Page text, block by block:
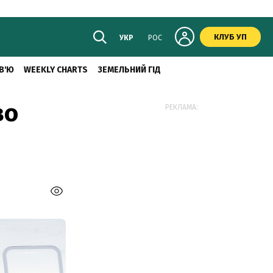
УКР РОС КЛУБ УП
WEEKLY CHARTS ЗЕМЕЛЬНИЙ ГІД
РЕКЛАМА: